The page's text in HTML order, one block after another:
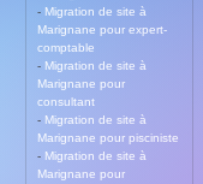
- Migration de site à
Marignane pour expert-
comptable
- Migration de site à
Marignane pour
consultant
- Migration de site à
Marignane pour pisciniste
- Migration de site à
Marignane pour